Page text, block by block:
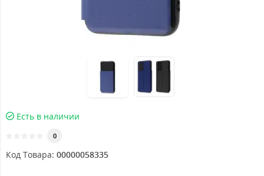
Есть в наличии
0
Код Товара: 00000058335